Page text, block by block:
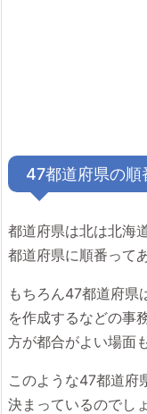
47都道府県の順
都道府県は北は北海
都道府県に順番って
もちろん47都道府県
を作成するなどの事
方が都合がよい場面
このような47都道府
決まっているのでし